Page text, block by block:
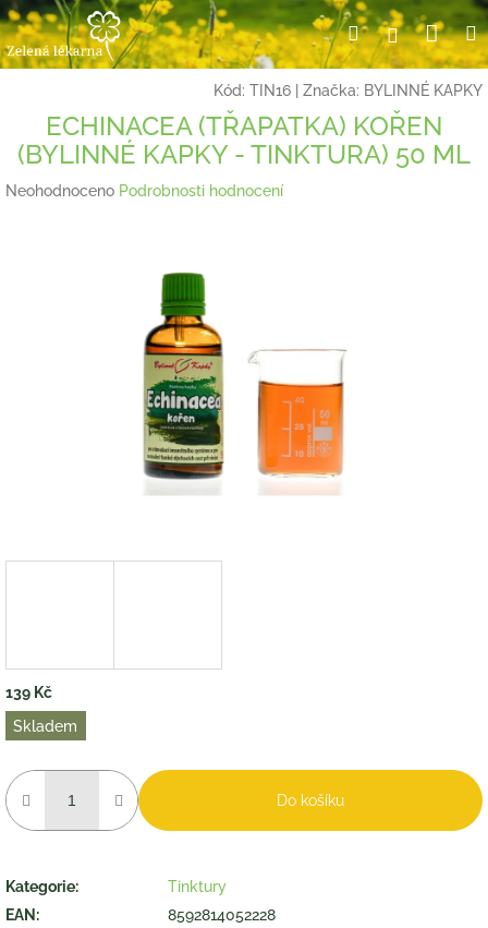
Přejít
na
obsah
HledatPřihlášení
Kód: TIN16 Značka: BYLINNÉ KAPKY
ECHINACEA (TŘAPATKA) KOŘEN
(BYLINNÉ KAPKY - TINKTURA) 50 ML
Průměrné
Neohodnoceno Podrobnosti hodnocení
139 Kč
Měrná
cena:
Skladem
Do košíku
Kategorie:
Tinktury
EAN :
8592814052228